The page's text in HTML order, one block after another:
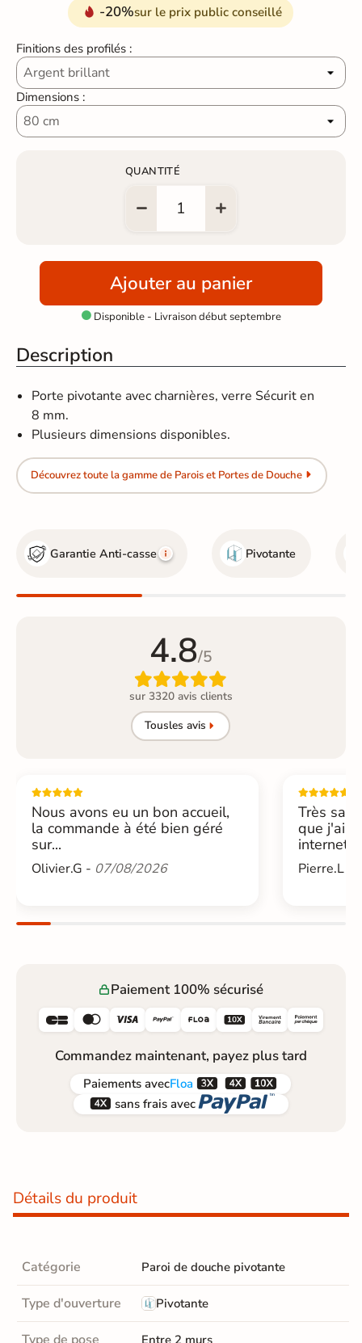
-20%sur le prix public conseillé
Finitions des profilés :
Dimensions :
QUANTITÉ
Ajouter au panier
Disponible - Livraison début septembre
Description
Porte pivotante avec charnières, verre Sécurit en
8 mm.
Plusieurs dimensions disponibles.
Découvrez toute la gamme de Parois et Portes de Douche
Garantie Anti-casse Pivotante
4.8/5

sur 3320 avis clients
Tousles avis
Nous avons eu un bon accueil,
la commande à été bien géré
sur...
Olivier.G - 07/08/2026
Très
que j'ai
internet....
Pierre.L -
Paiement 100% sécurisé
     
Commandez maintenant, payez plus tard
Paiements avecFloa  
 sans frais avec 
Détails du produit
Catégorie Paroi de douche pivotante
Type d'ouverture Pivotante
Entre 2 murs